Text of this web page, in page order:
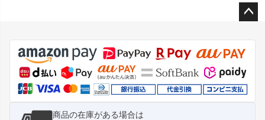
ジト
ップ
へ
商品の在庫がある場合は